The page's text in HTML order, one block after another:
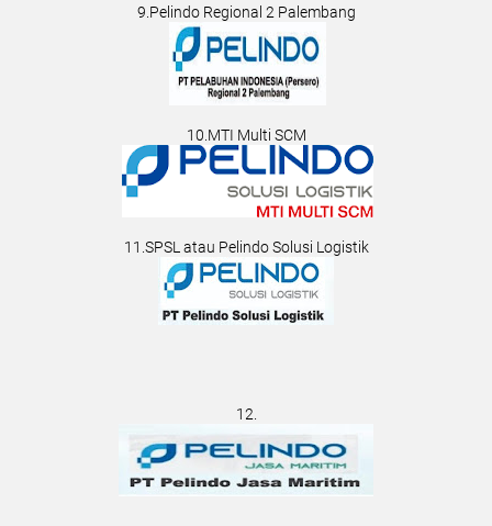
9.Pelindo Regional 2 Palembang
10.MTI Multi SCM
11.SPSL atau Pelindo Solusi Logistik
12.